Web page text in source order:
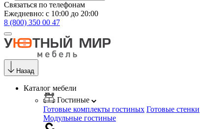
Связаться по телефонам
Ежедневно: с 10:00 до 20:00
8 (800) 350 00 47
Назад
Каталог мебели
Гостиные
Готовые комплекты гостиных Готовые стенки
Модульные гостиные